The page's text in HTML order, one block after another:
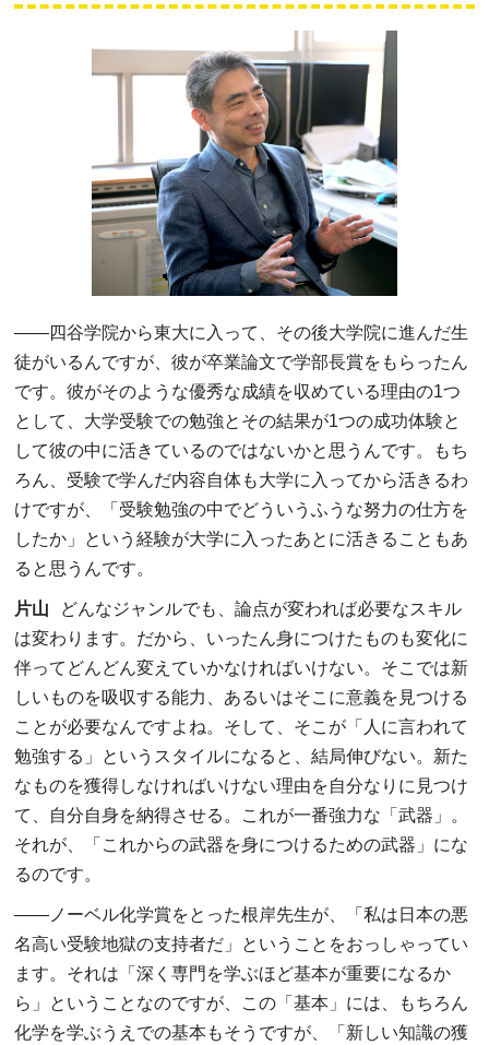
――四谷学院から東大に入って、その後大学院に進んだ生
徒がいるんですが、彼が卒業論文で学部長賞をもらったん
です。彼がそのような優秀な成績を収めている理由の1つ
として、大学受験での勉強とその結果が1つの成功体験と
して彼の中に活きているのではないかと思うんです。もち
ろん、受験で学んだ内容自体も大学に入ってから活きるわ
けですが、「受験勉強の中でどういうふうな努力の仕方を
したか」という経験が大学に入ったあとに活きることもあ
ると思うんです。
片山
どんなジャンルでも、論点が変われば必要なスキル
は変わります。だから、いったん身につけたものも変化に
伴ってどんどん変えていかなければいけない。そこでは新
しいものを吸収する能力、あるいはそこに意義を見つける
ことが必要なんですよね。そして、そこが「人に言われて
勉強する」というスタイルになると、結局伸びない。新た
なものを獲得しなければいけない理由を自分なりに見つけ
て、自分自身を納得させる。これが一番強力な「武器」。
それが、「これからの武器を身につけるための武器」にな
るのです。
―― ノーベル化学賞をとった根岸先生が、「私は日本の悪
名高い受験地獄の支持者だ」ということをおっしゃってい
ます。それは「深く専門を学ぶほど基本が重要になるか
ら」ということなのですが、この「基本」には、もちろん
化学を学ぶうえでの基本もそうですが、「新しい知識の獲